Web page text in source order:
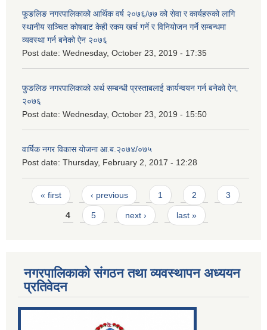
फूङलिङ नगरपालिकाको आर्थिक वर्ष २०७६/७७ को सेवा र कार्यहरुको लागि
स्थानीय सञ्चित कोषबाट केही रकम खर्च गर्ने र विनियोजन गर्ने सम्बन्धमा
व्यवस्था गर्न बनेको ऐन २०७६
Post date: Wednesday, October 23, 2019 - 17:35
फुङलिङ नगरपालिकाको अर्थ सम्बन्धी प्रस्ताबलाई कार्यन्वयन गर्न बनेको ऐन‚
२०७६
Post date: Wednesday, October 23, 2019 - 15:50
वार्षिक नगर विकास योजना आ.ब.२०७४/०७५
Post date: Thursday, February 2, 2017 - 12:28
Pages
« first ‹ previous 1 2 3
4 5 next › last »
नगरपालिकाको संगठन तथा व्यवस्थापन अध्ययन
प्रतिवेदन